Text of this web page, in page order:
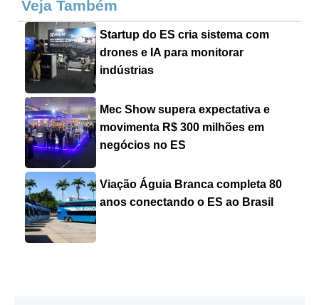
Veja Também
Startup do ES cria sistema com
drones e IA para monitorar
indústrias
Mec Show supera expectativa e
movimenta R$ 300 milhões em
negócios no ES
Viação Águia Branca completa 80
anos conectando o ES ao Brasil